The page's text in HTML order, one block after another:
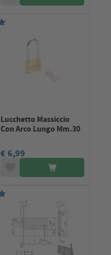
Lucchetto Massiccio
Con Arco Lungo Mm.30
€ 6,99